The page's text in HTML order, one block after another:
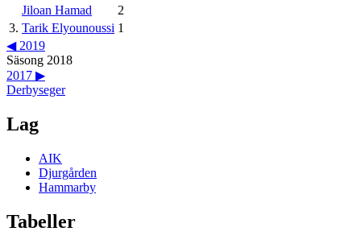
Jiloan Hamad
2
3. Tarik Elyounoussi 1
◀ 2019
Säsong 2018
2017 ▶
Derbyseger
Lag
AIK
Djurgården
Hammarby
Tabeller